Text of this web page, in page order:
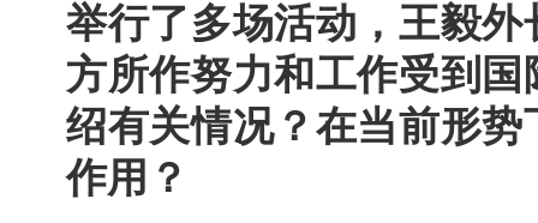
举行了多场活动，王毅
方所作努力和工作受到
绍有关情况？在当前形
作用？